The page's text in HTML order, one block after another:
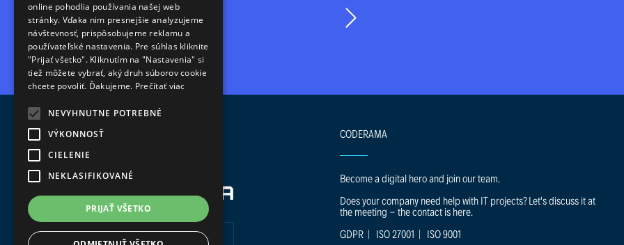
CODERAMA
Become a digital hero and join our team.
Does your company need help with IT projects? Let's discuss it at
the meeting - the contact is here.
GDPR| ISO 27001 | ISO 9001
online pohodlia používania našej web
stránky. Vďaka nim presnejšie analyzujeme
návštevnosť, prispôsobujeme reklamu a
používateľské nastavenia. Pre súhlas kliknite
"Prijať všetko". Kliknutím na "Nastavenia" si
tiež môžete vybrať, aký druh súborov cookie
chcete povoliť. Ďakujeme. Prečítať viac
NEVYHNUTNE POTREBNÉ
VÝKONNOSŤ
CIELENIE
NEKLASIFIKOVANÉ
PRIJAŤ VŠETKO